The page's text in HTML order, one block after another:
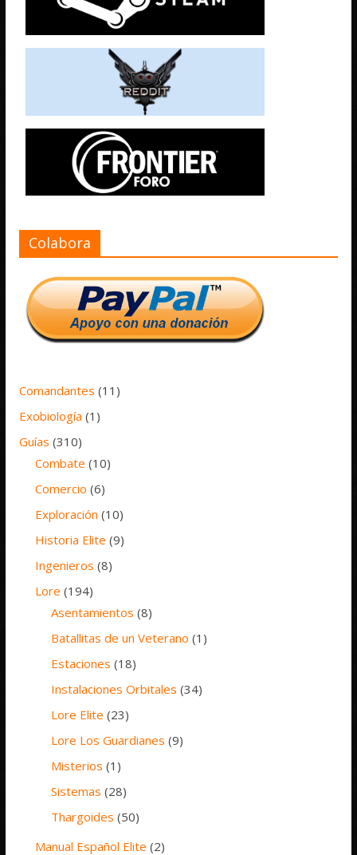
Colabora
Comandantes (11)
Exobiología (1)
Guías (310)
Combate (10)
Comercio (6)
Exploración (10)
Historia Elite (9)
Ingenieros (8)
Lore (194)
Asentamientos (8)
Batallitas de un Veterano (1)
Estaciones (18)
Instalaciones Orbitales (34)
Lore Elite (23)
Lore Los Guardianes (9)
Misterios (1)
Sistemas (28)
Thargoides (50)
Manual Español Elite (2)